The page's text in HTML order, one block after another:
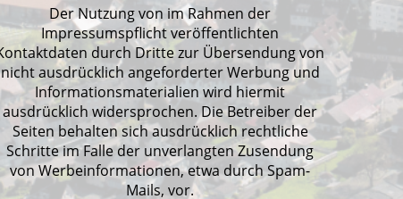
Der Nutzung von im Rahmen der
Impressumspflicht veröffentlichten
durch Dritte zur Übersendung von
nicht ausdrücklich angeforderter Werbung und
Informationsmaterialien wird hiermit
ausdrücklich widersprochen. Die Betreiber der
Seiten behalten sich ausdrücklich rechtliche
Schritte im Falle der unverlangten Zusendung
von Werbeinformationen, etwa durch Spam-
Mails, vor.